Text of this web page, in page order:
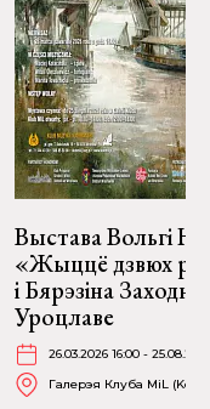
Выстава Вольгі
«Жыццё дзвюх
і Бярэзіна
Уроцлаве
26.03.2026 16:00 -
Галерэя Клуба MiL